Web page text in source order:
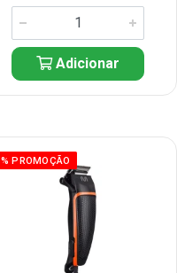
Adicionar
% PROMOÇÃO